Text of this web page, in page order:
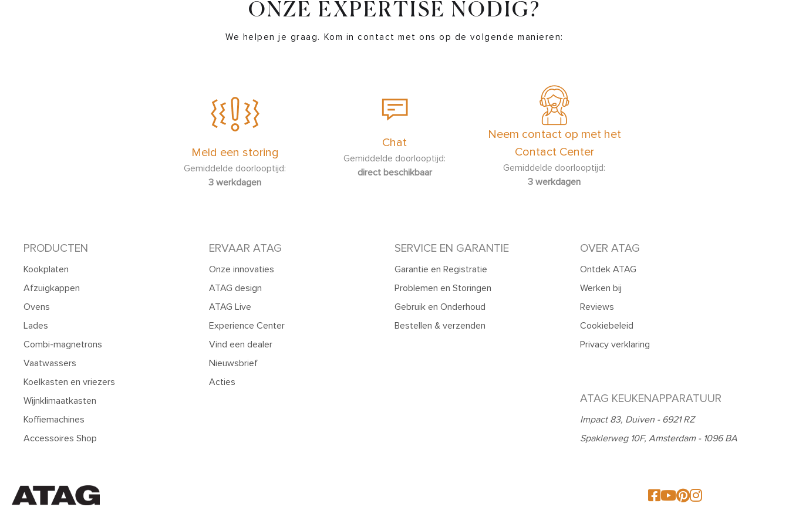
ONZE EXPERTISE NODIG?
We helpen je graag. Kom in contact met ons op de volgende manieren:
Meld een storing
Gemiddelde doorlooptijd:
3 werkdagen
Chat
Gemiddelde doorlooptijd:
direct beschikbaar
Neem contact op met het
Contact Center
Gemiddelde doorlooptijd:
3 werkdagen
PRODUCTEN
Kookplaten
Afzuigkappen
Ovens
Lades
Combi-magnetrons
Vaatwassers
Koelkasten en vriezers
Wijnklimaatkasten
Koffiemachines
Accessoires Shop
ERVAAR ATAG
Onze innovaties
ATAG design
ATAG Live
Experience Center
Vind een dealer
Nieuwsbrief
Acties
SERVICE EN GARANTIE
Garantie en Registratie
Problemen en Storingen
Gebruik en Onderhoud
Bestellen & verzenden
OVER ATAG
Ontdek ATAG
Werken bij
Reviews
Cookiebeleid
Privacy verklaring
ATAG KEUKENAPPARATUUR
Impact 83, Duiven - 6921 RZ
Spaklerweg 10F, Amsterdam - 1096 BA